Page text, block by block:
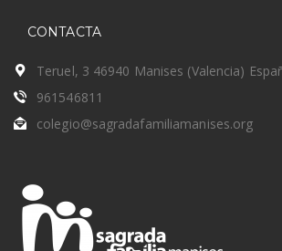
CONTACTA
Teruel, 3 46940 Manises (Valencia)
961546811
colegio@sagradafamiliamanises.org